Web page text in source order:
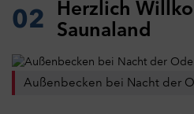
02
Herzlich
Saunaland
Außenbecken bei Nacht der